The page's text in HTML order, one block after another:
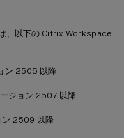
、以下の Citrix Workspace
ン 2505 以降
ジョン 2507 以降
ン 2509 以降